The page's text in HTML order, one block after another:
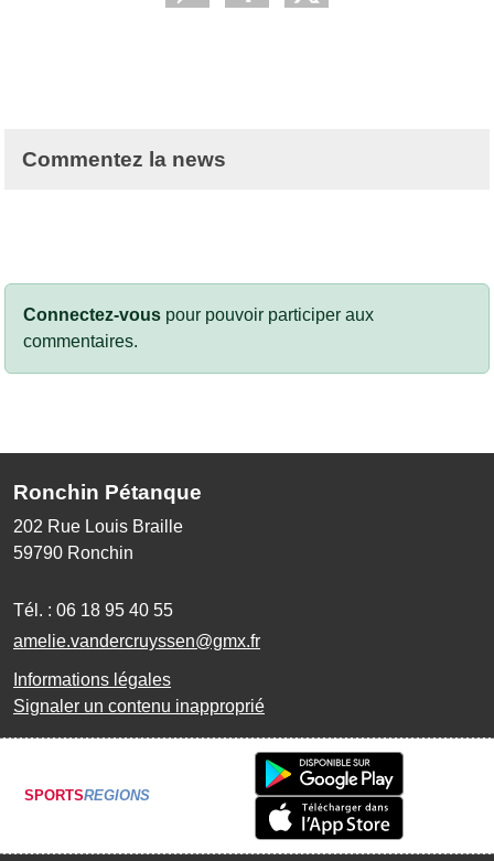
Commentez la news
Connectez-vous pour pouvoir participer aux
commentaires.
Ronchin Pétanque
202 Rue Louis Braille
59790 Ronchin
Tél. : 06 18 95 40 55
amelie.vandercruyssen@gmx.fr
Informations légales
Signaler un contenu inapproprié
SPORTSREGIONS